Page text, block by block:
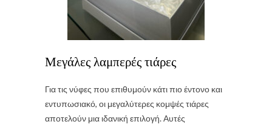
Μεγάλες λαμπερές τιάρες
Για τις νύφες που επιθυμούν κάτι πιο έντονο και
εντυπωσιακό, οι μεγαλύτερες κομψές τιάρες
αποτελούν μια ιδανική επιλογή. Αυτές